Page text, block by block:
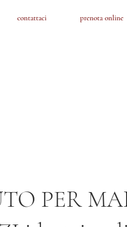
contattaci prenota online
contattaci prenota online
PER